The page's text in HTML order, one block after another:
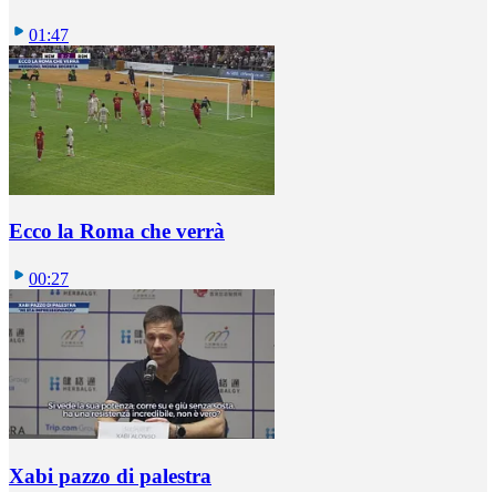
01:47
Ecco la Roma che verrà
00:27
Xabi pazzo di palestra